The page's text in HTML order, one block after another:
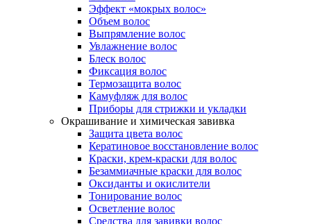
Эффект «мокрых волос»
Объем волос
Выпрямление волос
Увлажнение волос
Блеск волос
Фиксация волос
Термозащита волос
Камуфляж для волос
Приборы для стрижки и укладки
Окрашивание и химическая завивка
Защита цвета волос
Кератиновое восстановление волос
Краски, крем-краски для волос
Безаммиачные краски для волос
Оксиданты и окислители
Тонирование волос
Осветление волос
Средства для завивки волос